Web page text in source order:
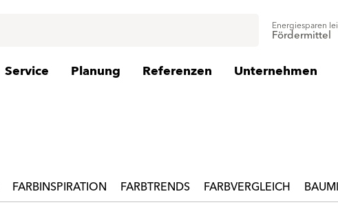
Energiesparen
Fördermittel
Service Planung Referenzen Unternehmen
FARBINSPIRATION FARBTRENDS FARBVERGLEICH